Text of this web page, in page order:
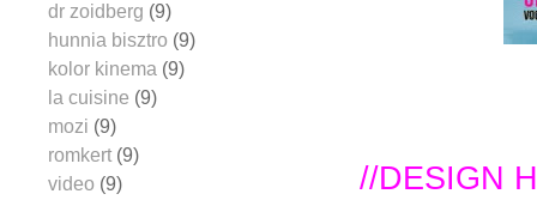
//DESIGN
dr zoidberg (9)
hunnia bisztro (9)
kolor kinema (9)
la cuisine (9)
mozi (9)
romkert (9)
video (9)